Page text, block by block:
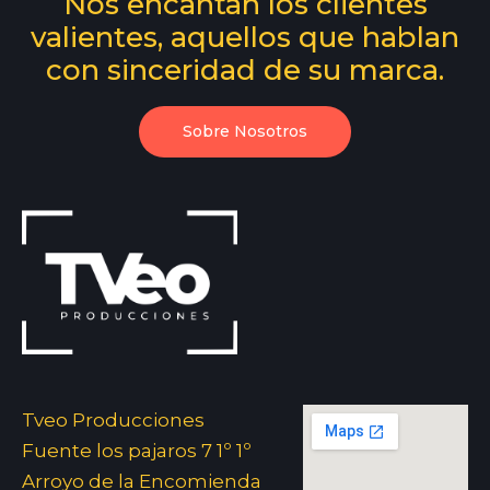
valientes, aquellos que hablan
con sinceridad de su marca.
Sobre Nosotros
Tveo Producciones
Fuente los pajaros 7 1º 1º
Arroyo de la Encomienda